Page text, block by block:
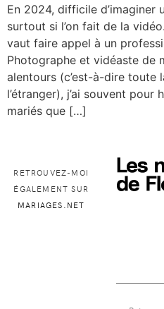
En 2024, difficile d’imaginer
surtout si l’on fait de la
vaut faire appel à un
Photographe et vidéaste de
alentours (c’est-à-dire toute
l’étranger), j’ai souvent pour
mariés que […]
RETROUVEZ-MOI
ÉGALEMENT SUR
MARIAGES.NET